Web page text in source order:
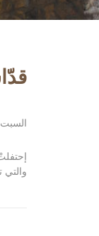
السبت ٢٥ حزيران ٢٠٢٢
والتي